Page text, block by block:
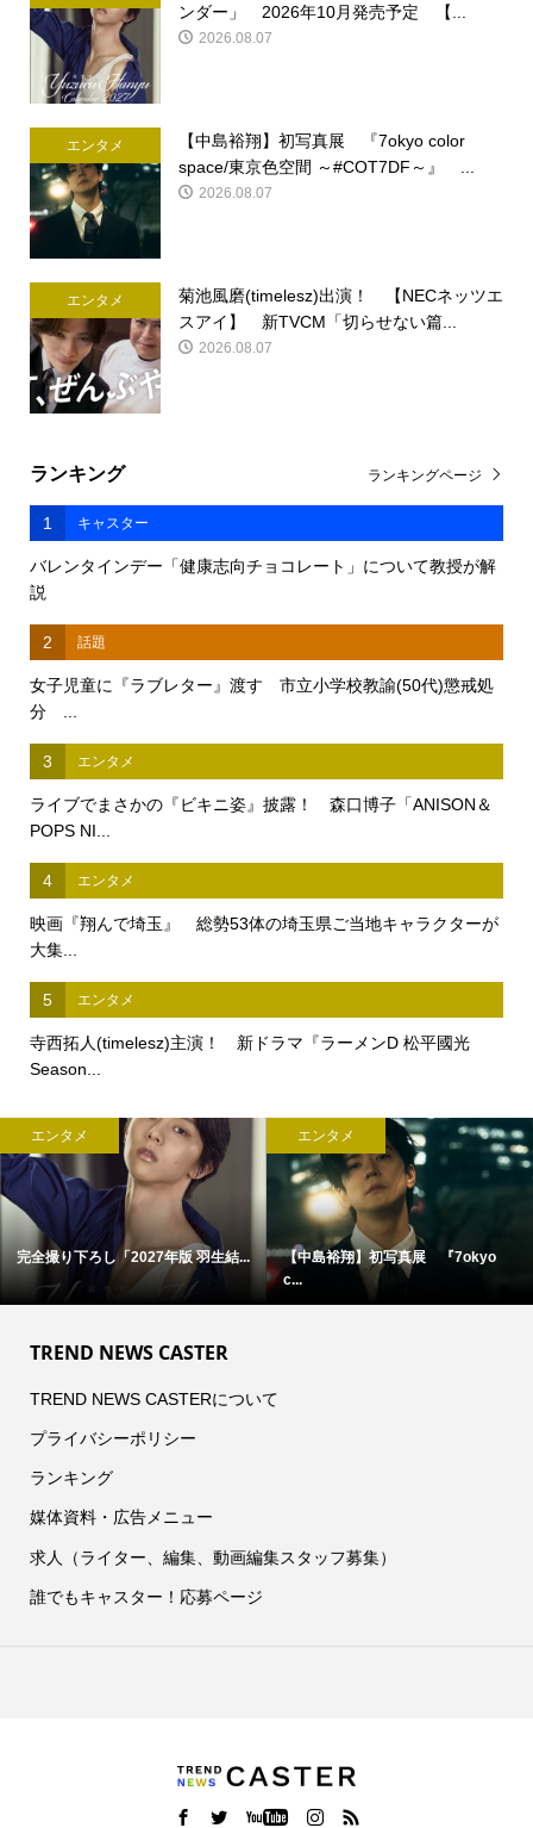
ンダー」 2026年10月発売予定 【...
2026.08.07
エンタメ
【中島裕翔】初写真展 『7okyo color
space/東京色空間 ～#COT7DF～』 ...
2026.08.07
エンタメ
菊池風磨(timelesz)出演！ 【NECネッツエ
スアイ】 新TVCM「切らせない篇...
2026.08.07
ランキング
1 キャスター
バレンタインデー「健康志向チョコレート」について教授が解
説
2 話題
女子児童に『ラブレター』渡す 市立小学校教諭(50代)懲戒処
分 ...
3 エンタメ
ライブでまさかの『ビキニ姿』披露！ 森口博子「ANISON＆
POPS NI...
4 エンタメ
映画『翔んで埼玉』 総勢53体の埼玉県ご当地キャラクターが
大集...
5 エンタメ
寺西拓人(timelesz)主演！ 新ドラマ『ラーメンD 松平國光
Season...
ランキングページ
エンタメ
完全撮り下ろし「2027年版 羽生結...
エンタメ
【中島裕翔】初写真展 『7okyo
c...
TREND NEWS CASTER
TREND NEWS CASTERについて
プライバシーポリシー
ランキング
媒体資料・広告メニュー
求人（ライター、編集、動画編集スタッフ募集）
誰でもキャスター！応募ページ